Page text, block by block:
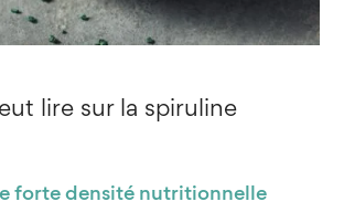
lire sur la spiruline
forte densité nutritionnelle